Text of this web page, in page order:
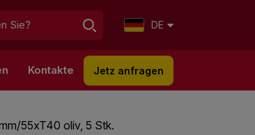
DE
Kontakte Jetz anfragen
55xT40 oliv, 5 Stk.